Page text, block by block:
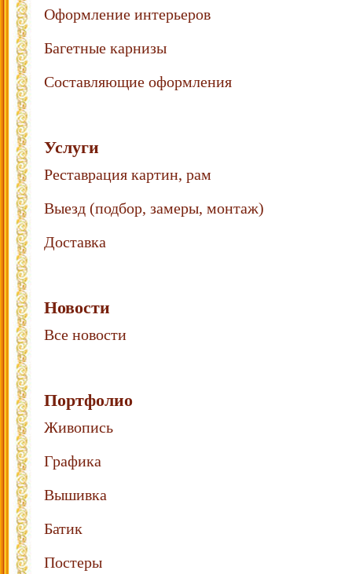
Оформление интерьеров
Багетные карнизы
Составляющие оформления
Услуги
Реставрация картин, рам
Выезд (подбор, замеры, монтаж)
Доставка
Новости
Все новости
Портфолио
Живопись
Графика
Вышивка
Батик
Постеры